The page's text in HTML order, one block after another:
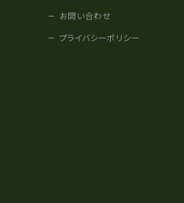
お問い合わせ
プライバシーポリシー